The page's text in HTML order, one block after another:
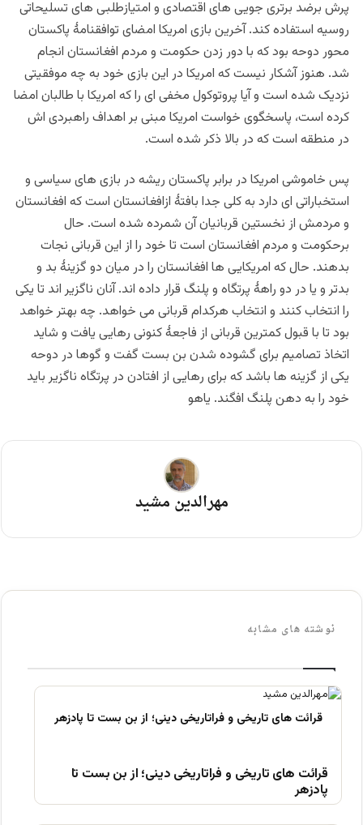
پرش برضد برتری جویی های اقتصادی و امتیازطلبی های تسلیحاتی
روسیه استفاده کند.آخرین بازی امریکا امضای توافقنامۀ پاکستان
محور دوحه بود که با دور زدن حکومت و مردم افغانستان انجام
شد. هنوزآشکار نیست که امریکا در این بازی خود به چه موفقیتی
نزدیک شده است و آیا پروتوکول مخفی ای را که امریکا با طالبان امضا
کرده است، پاسخگوی خواست امریکا مبنی بر اهداف راهبردی اش
در منطقه است که در بالا ذکر شده است.
پس خاموشی امریکا در برابر پاکستان ریشه در بازی های سیاسی و
استخباراتی ای دارد به کلی جدا بافتۀ ازافغانستان است که افغانستان
و مردمش از نخستین قربانیان آن شمرده شده است. حال
برحکومت و مردم افغانستان است تا خود را از این قربانی نجات
بدهند. حال که امریکایی ها افغانستان را در میان دو گزینۀ بد و
بدتر و یا در دو راهۀ پرتگاه و پلنگ قرار داده اند. آنان ناگزیر اند تا یکی
را انتخاب کنند و انتخاب هرکدام قربانی می خواهد. چه بهتر خواهد
بود تا با قبول کمترین قربانی از فاجعۀ کنونی رهایی یافت و شاید
اتخاذ تصامیم برای گشوده شدن بن بست گفت و گوها در دوحه
یکی از گزینه ها باشد که برای رهایی از افتادن در پرتگاه ناگزیر باید
خود را به دهن پلنگ افگند. یاهو
مهرالدین مشید
نوشته های مشابه
قرائت های تاریخی و فراتاریخی دینی؛ از بن بست تا
پادزهر